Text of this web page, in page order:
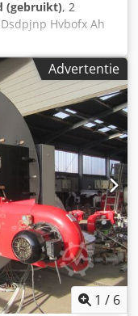
(gebruikt), 2
Hvbofx Ah
: DF 1000
: 31
: 110 l
: 2007 uitgerust
type WM-GL 10/3-
20-84
schakelkast,
bestaande grove en
Advertentie
1 / 6